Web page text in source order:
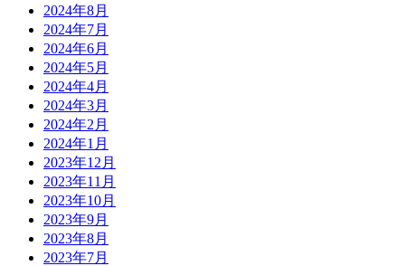
2024年8月
2024年7月
2024年6月
2024年5月
2024年4月
2024年3月
2024年2月
2024年1月
2023年12月
2023年11月
2023年10月
2023年9月
2023年8月
2023年7月